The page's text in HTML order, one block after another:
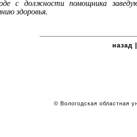
с должности помощника
здоровья.
назад
© Вологодская областная